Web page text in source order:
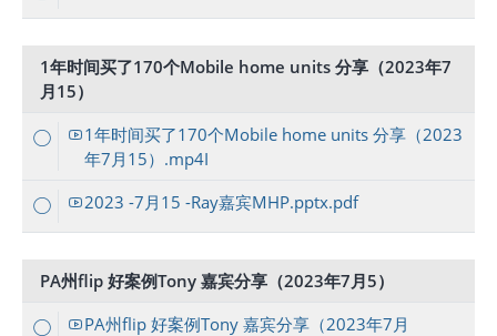
1年时间买了170个Mobile home units 分享（2023年7
月15）
1年时间买了170个Mobile home units 分享（2023
年7月15）.mp4I
2023 -7月15 -Ray嘉宾MHP.pptx.pdf
PA州flip 好案例Tony 嘉宾分享（2023年7月5）
PA州flip 好案例Tony 嘉宾分享（2023年7月